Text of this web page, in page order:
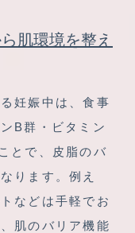
肌環境を整え
妊娠中は、食事
B群・ビタミン
とで、皮脂のバ
ります。例え
などは手軽でお
肌のバリア機能